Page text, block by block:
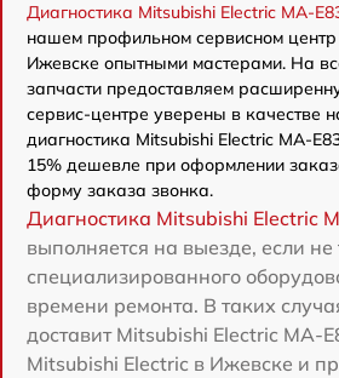
Диагностика Mitsubishi Electric MA-
нашем профильном сервисном центр
Ижевске опытными мастерами. На
запчасти предоставляем
сервис-центре уверены в качестве
диагностика Mitsubishi Electric MA-
15% дешевле при оформлении
форму заказа звонка.
Диагностика Mitsubishi Electric
выполняется на выезде, если не
специализированного
времени ремонта. В таких
доставит Mitsubishi Electric MA-
Mitsubishi Electric в Ижевске и